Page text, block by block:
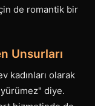
de romantik bir
Unsurları
kadınları olarak
diye.